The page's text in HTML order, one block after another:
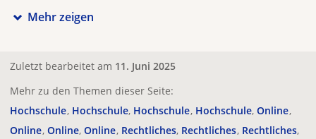
Mehr zeigen
Zuletzt bearbeitet am 11. Juni 2025
Mehr zu den Themen dieser Seite:
Hochschule Hochschule Hochschule Hochschule Online
Online Online Online Rechtliches Rechtliches Rechtliches